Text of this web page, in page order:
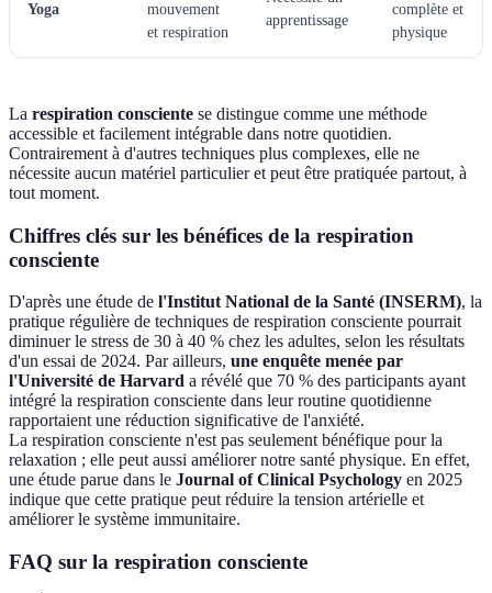
Yoga
mouvement
et respiration
apprentissage
complète et
physique
La respiration consciente se distingue comme une méthode
accessible et facilement intégrable dans notre quotidien.
Contrairement à d'autres techniques plus complexes, elle ne
nécessite aucun matériel particulier et peut être pratiquée partout, à
tout moment.
Chiffres clés sur les bénéfices de la respiration
consciente
D'après une étude de l'Institut National de la Santé (INSERM), la
pratique régulière de techniques de respiration consciente pourrait
diminuer le stress de 30 à 40 % chez les adultes, selon les résultats
d'un essai de 2024. Par ailleurs, une enquête menée par
l'Université de Harvard a révélé que 70 % des participants ayant
intégré la respiration consciente dans leur routine quotidienne
rapportaient une réduction significative de l'anxiété.
La respiration consciente n'est pas seulement bénéfique pour la
relaxation ; elle peut aussi améliorer notre santé physique. En effet,
une étude parue dans le Journal of Clinical Psychology en 2025
indique que cette pratique peut réduire la tension artérielle et
améliorer le système immunitaire.
FAQ sur la respiration consciente